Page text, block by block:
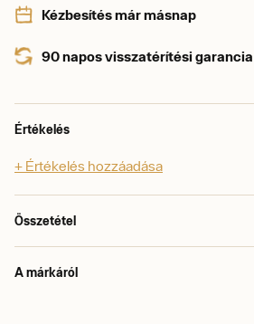
Kézbesítés már másnap
90 napos visszatérítési garancia
Értékelés
+ Értékelés hozzáadása
Összetétel
A márkáról